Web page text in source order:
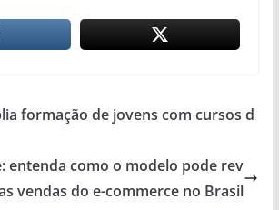
formação de jovens com cursos d
entenda como o modelo pode rev
vendas do e-commerce no Brasil